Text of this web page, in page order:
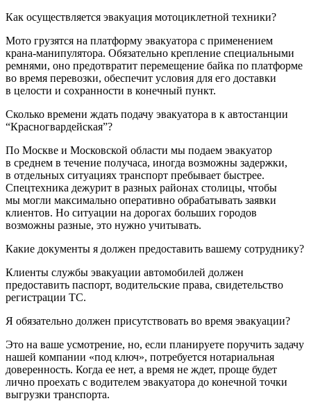
Как осуществляется эвакуация мотоциклетной техники?
Мото грузятся на платформу эвакуатора с применением
крана-манипулятора. Обязательно крепление специальными
ремнями, оно предотвратит перемещение байка по платформе
во время перевозки, обеспечит условия для его доставки
в целости и сохранности в конечный пункт.
Сколько времени ждать подачу эвакуатора в к автостанции
“Красногвардейская”?
По Москве и Московской области мы подаем эвакуатор
в среднем в течение получаса, иногда возможны задержки,
в отдельных ситуациях транспорт пребывает быстрее.
Спецтехника дежурит в разных районах столицы, чтобы
мы могли максимально оперативно обрабатывать заявки
клиентов. Но ситуации на дорогах больших городов
возможны разные, это нужно учитывать.
Какие документы я должен предоставить вашему сотруднику?
Клиенты службы эвакуации автомобилей должен
предоставить паспорт, водительские права, свидетельство
регистрации ТС.
Я обязательно должен присутствовать во время эвакуации?
Это на ваше усмотрение, но, если планируете поручить задачу
нашей компании «под ключ», потребуется нотариальная
доверенность. Когда ее нет, а время не ждет, проще будет
лично проехать с водителем эвакуатора до конечной точки
выгрузки транспорта.